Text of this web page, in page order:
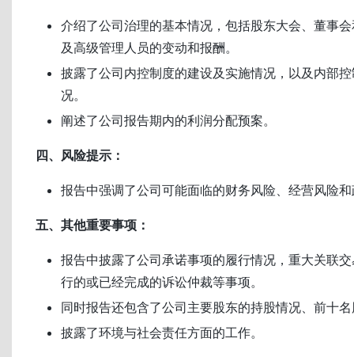
介绍了公司治理的基本情况，包括股东大会、董事
及高级管理人员的变动和报酬。
披露了公司内控制度的建设及实施情况，以及内部
况。
阐述了公司报告期内的利润分配预案。
四、风险提示：
报告中强调了公司可能面临的财务风险、经营风险
五、其他重要事项：
报告中披露了公司承诺事项的履行情况，重大关联
行的或已经完成的诉讼仲裁等事项。
同时报告还包含了公司主要股东的持股情况、前十
披露了环境与社会责任方面的工作。